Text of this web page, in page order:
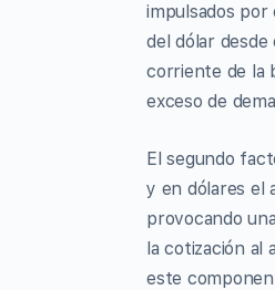
impulsados
del dólar
corriente de la
exceso de
El segundo
y en dólares el
provocando
la cotización al
este